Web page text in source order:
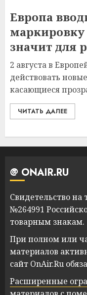
Европа
маркировку
значит для
2 августа в
действовать
касающиеся
ЧИТАТЬ ДАЛЕЕ
@ ONAIR.RU
Свидетельство
№264991
товарным знакам.
При полном или
материалов
сайт OnAir.Ru
Расширенные